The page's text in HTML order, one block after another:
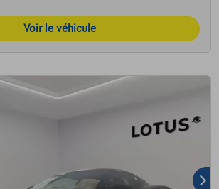
Voir le véhicule